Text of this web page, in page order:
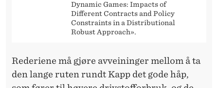
Dynamic Games: Impacts of
Different Contracts and Policy
Constraints in a Distributional
Robust Approach».
Rederiene må gjøre avveininger mellom å ta
den lange ruten rundt Kapp det gode håp,